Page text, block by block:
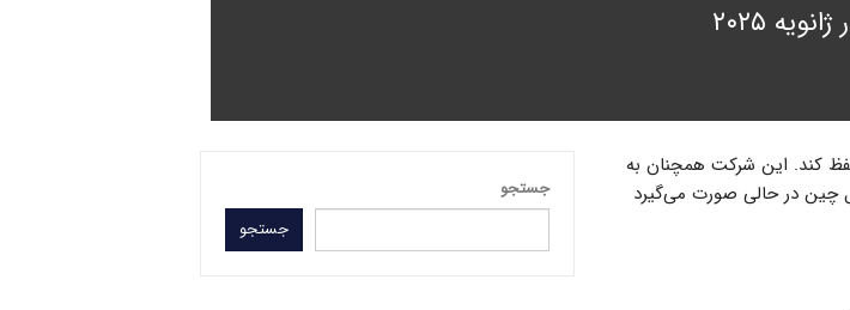
۲۰۲۵
استیل چین قصد دارد تا قیمت فولاد تخت را تا ماه ژانویه ۲۰۲۵ حفظ کند. این شرکت همچنان به
چین در حالی صورت می‌گیرد
جستجو
جستجو